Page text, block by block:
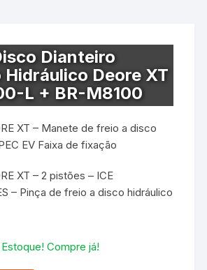
Dianteiro
Hidráulico Deore XT
L + BR-M8100
XT – Manete de freio a disco
EV Faixa de fixação
XT – 2 pistões – ICE
– Pinça de freio a disco hidráulico
Compre já!